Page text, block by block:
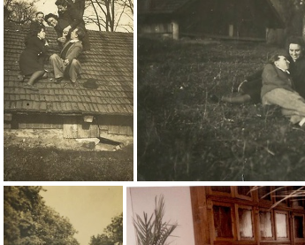
Ślub Marii